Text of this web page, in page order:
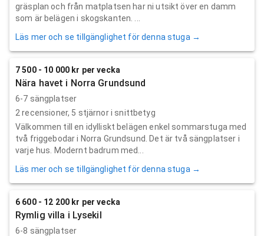
gräsplan och från matplatsen har ni utsikt över en damm
som är belägen i skogskanten. ...
Läs mer och se tillgänglighet för denna stuga →
7 500 - 10 000 kr per vecka
Nära havet i Norra Grundsund
6-7 sängplatser
2 recensioner, 5 stjärnor i snittbetyg
Välkommen till en idylliskt belägen enkel sommarstuga med
två friggebodar i Norra Grundsund. Det är två sängplatser i
varje hus. Modernt badrum med...
Läs mer och se tillgänglighet för denna stuga →
6 600 - 12 200 kr per vecka
Rymlig villa i Lysekil
6-8 sängplatser